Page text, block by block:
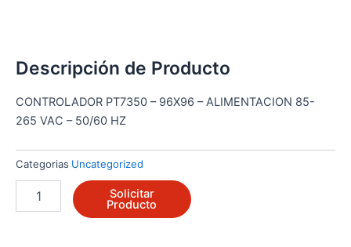
Descripción de Producto
CONTROLADOR PT7350 – 96X96 – ALIMENTACION 85-
265 VAC – 50/60 HZ
Categorias Uncategorized
S1120-
Solicitar
Producto